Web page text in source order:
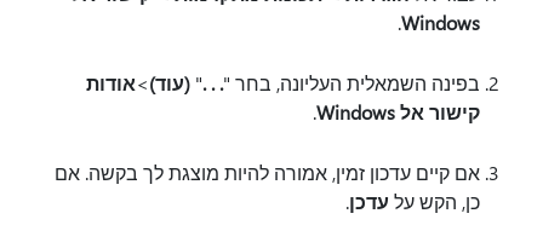
Windows
.
בפינה השמאלית העליונה, בחר ". . .
" (עוד)>אודות
קישור אל Windows
.
אם קיים עדכון זמין, אמורה להיות מוצגת לך בקשה. אם
כן, הקש על עדכן.